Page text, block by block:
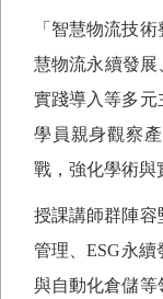
「智慧物流技
慧物流永續發展
實踐導入等多元
學員親身觀察
戰，強化學術與
授課講師群陣容
管理、ESG永續
與自動化倉儲等